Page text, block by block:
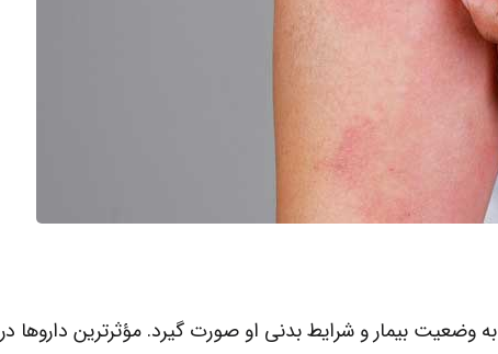
بیمار و شرایط بدنی او صورت گیرد. مؤثرترین داروها در